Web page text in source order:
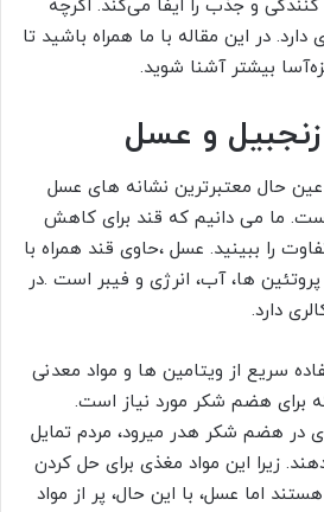
و جذب را ایفا می‌کند. اگرچه
در این مقاله با ما همراه باشید تا
بیشتر آشنا شوید.
و عسل
حال معتبرترین نشانه های عسل
ما می دانیم که قند برای کاهش
را ببینید. عسل ،حاوی قند همراه با
ها، آب، انرژی و فیبر است .در
دارد.
سریع از ویتامین ها و مواد معدنی
برای هضم شکر مورد نیاز است.
در هضم شکر هدر میرود، مردم تمایل
زیرا این مواد مغذی برای حل کردن
اما عسل، با این حال، پر از مواد